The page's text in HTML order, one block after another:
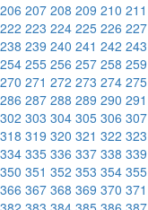
206 207 208 209 210 211
222 223 224 225 226 227
238 239 240 241 242 243
254 255 256 257 258 259
270 271 272 273 274 275
286 287 288 289 290 291
302 303 304 305 306 307
318 319 320 321 322 323
334 335 336 337 338 339
350 351 352 353 354 355
366 367 368 369 370 371